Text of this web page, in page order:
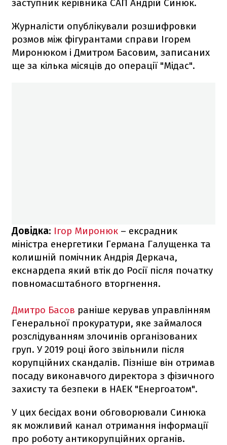
заступник керівника САП Андрій Синюк.
Журналісти опублікували розшифровки
розмов між фігурантами справи Ігорем
Миронюком і Дмитром Басовим, записаних
ще за кілька місяців до операції "Мідас".
Довідка: Ігор Миронюк – ексрадник
міністра енергетики Германа Галущенка та
колишній помічник Андрія Деркача,
екснардепа який втік до Росії після початку
повномасштабного вторгнення.
Дмитро Басов раніше керував управлінням
Генеральної прокуратури, яке займалося
розслідуванням злочинів організованих
груп. У 2019 році його звільнили після
корупційних скандалів. Пізніше він отримав
посаду виконавчого директора з фізичного
захисту та безпеки в НАЕК "Енергоатом".
У цих бесідах вони обговорювали Синюка
як можливий канал отримання інформації
про роботу антикорупційних органів.